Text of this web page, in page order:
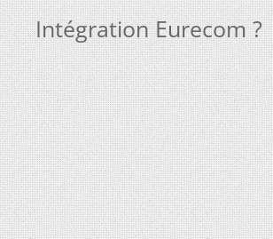
Intégration Eurecom ?